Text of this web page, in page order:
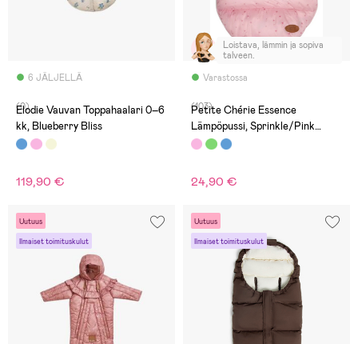
6 JÄLJELLÄ
(0)
Elodie Vauvan Toppahaalari 0–6
kk, Blueberry Bliss
119,90 €
Varastossa
Loistava, lämmin ja sopiva
talveen.
(103)
Petite Chérie Essence
Lämpöpussi, Sprinkle/Pink
Nectar
24,90 €
Uutuus
Ilmaiset toimituskulut
Uutuus
Ilmaiset toimituskulut